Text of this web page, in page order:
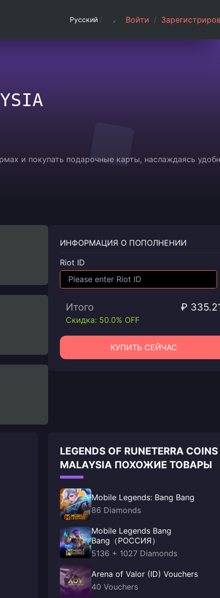
Русский / Войти /
и покупать подарочные карты, наслаждаясь
ИНФОРМАЦИЯ О ПОПОЛНЕНИИ
Riot ID
Итого ₽
Скидка: 50.0% OFF
КУПИТЬ СЕЙЧАС
LEGENDS OF RUNETERRA COINS
MALAYSIA ПОХОЖИЕ ТОВАРЫ
Mobile Legends: Bang Bang
86 Diamonds
Mobile Legends Bang
Bang（РОССИЯ）
5136 + 1027 Diamonds
Arena of Valor (ID) Vouchers
40 Vouchers